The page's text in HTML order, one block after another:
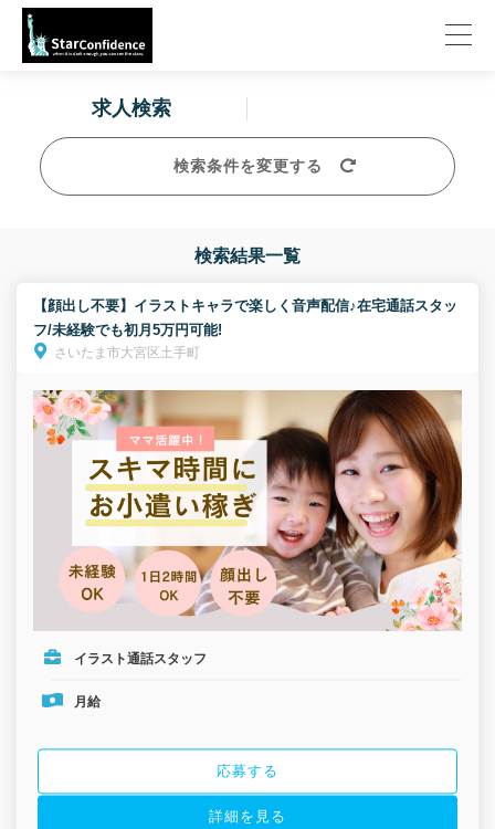
求人検索
検索条件を変更する
検索結果一覧
【顔出し不要】イラストキャラで楽しく音声配信♪在宅通話スタッ
フ/未経験でも初月5万円可能!
さいたま市大宮区土手町
イラスト通話スタッフ
月給
応募する
詳細を見る